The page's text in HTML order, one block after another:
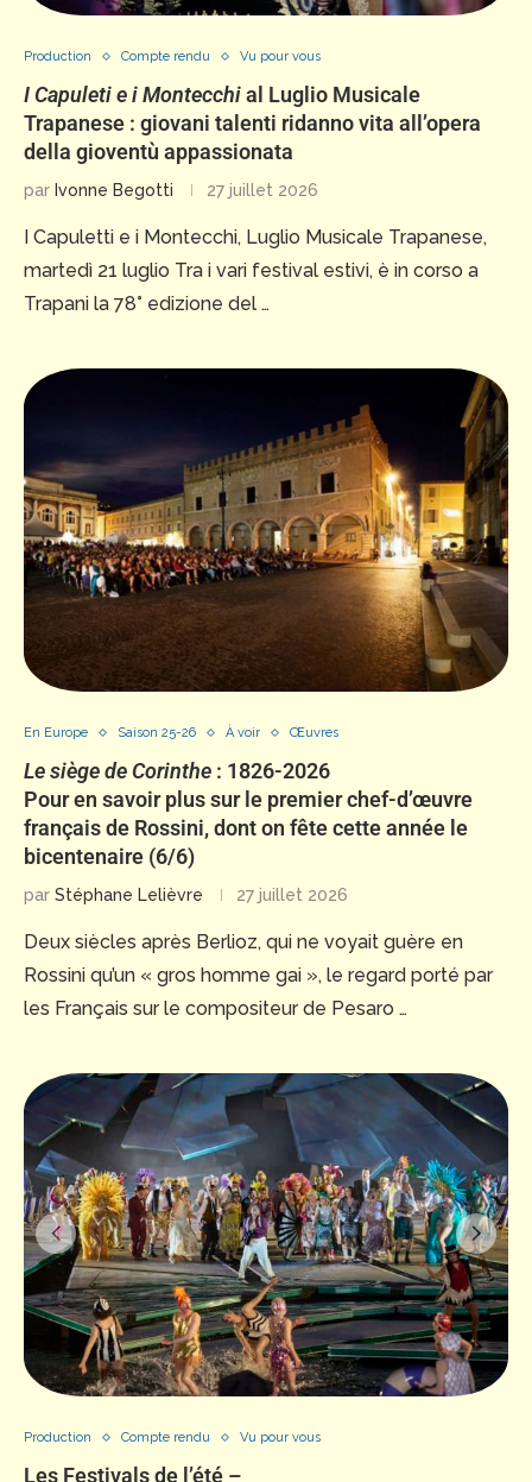
Production Compte rendu Vu pour vous
I Capuleti e i Montecchial Luglio Musicale
Trapanese : giovani talenti ridanno vita all’opera
della gioventù appassionata
par Ivonne Begotti 27 juillet 2026
I Capuletti e i Montecchi, Luglio Musicale Trapanese,
martedì 21 luglio Tra i vari festival estivi, è in corso a
Trapani la 78° edizione del …
En Europe Saison 25-26 À voir Œuvres
Le siège de Corinthe : 1826-2026
Pour en savoir plus sur le premier chef-d’œuvre
français de Rossini, dont on fête cette année le
bicentenaire (6/6)
par Stéphane Lelièvre 27 juillet 2026
Deux siècles après Berlioz, qui ne voyait guère en
Rossini qu’un « gros homme gai », le regard porté par
les Français sur le compositeur de Pesaro …
Production Compte rendu Vu pour vous
Les Festivals de l’été –